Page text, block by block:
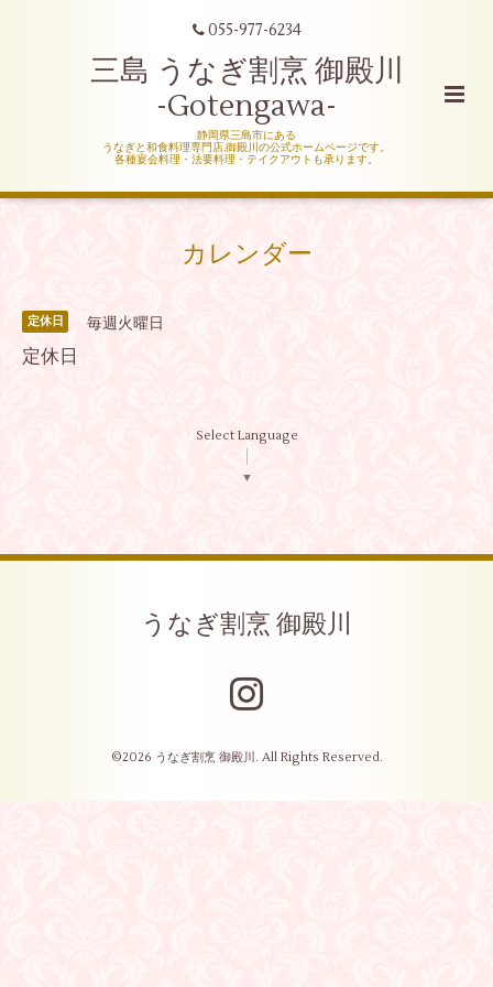
055-977-6234
三島 うなぎ割烹 御殿川
-Gotengawa-
静岡県三島市にある
うなぎと和食料理専門店,御殿川の公式ホームページです。
各種宴会料理・法要料理・テイクアウトも承ります。
カレンダー
定休日 毎週火曜日
定休日
Select Language
▼
うなぎ割烹 御殿川
©2026 うなぎ割烹 御殿川 . All Rights Reserved.